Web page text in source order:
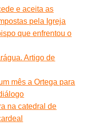
e aceita as
pela Igreja
que enfrentou o
Artigo de
mês a Ortega para
na catedral de